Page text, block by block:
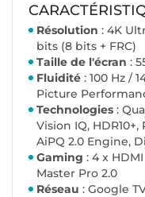
Résolution : 4K
bits (8 bits + FRC)
Taille de l'écran :
Fluidité : 100 Hz /
Picture
Technologies :
Vision IQ,
AiPQ 2.0 Engine,
Gaming : 4 x HDMI
Master Pro 2.0
Réseau : Google